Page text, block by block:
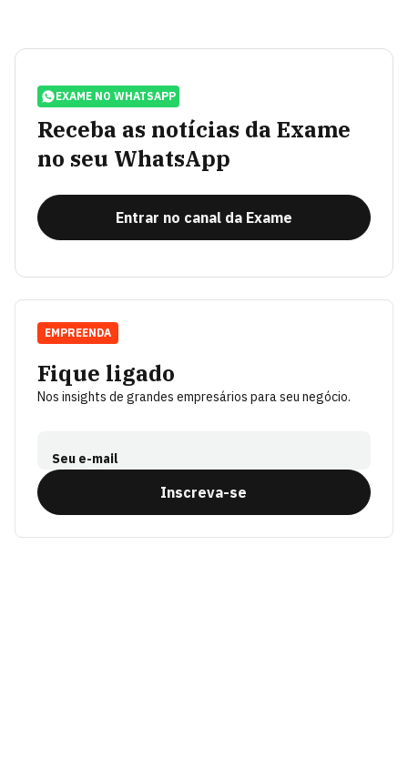
EXAME NO WHATSAPP
Receba as notícias da Exame
no seu WhatsApp
Entrar no canal da Exame
Fique ligado
Nos insights de grandes empresários para seu negócio.
Seu e-mail
Inscreva-se
EMPREENDA